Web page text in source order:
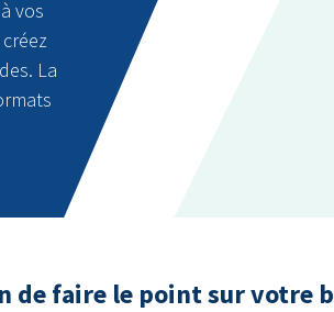
vos
La
de faire le point sur votre